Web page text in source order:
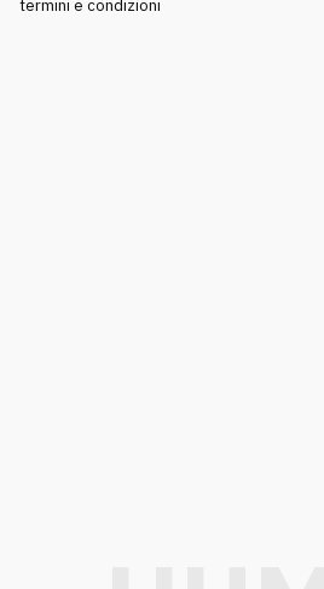
termini e condizioni